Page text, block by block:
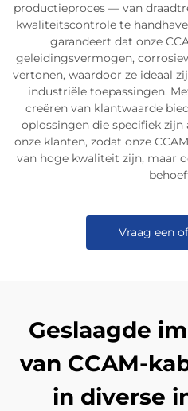
productieproces — van
kwaliteitscontrole te
garandeert dat onze
geleidingsvermogen,
vertonen, waardoor ze ideaal
industriële toepassingen.
creëren van klantwaarde
oplossingen die specifiek
onze klanten, zodat onze
van hoge kwaliteit zijn, maar
Vraag een
Geslaagde
van CCAM-
in diverse